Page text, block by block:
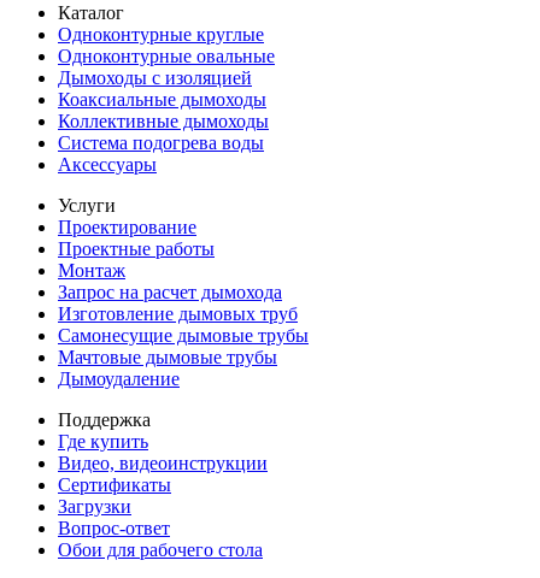
Каталог
Одноконтурные круглые
Одноконтурные овальные
Дымоходы с изоляцией
Коаксиальные дымоходы
Коллективные дымоходы
Система подогрева воды
Аксессуары
Услуги
Проектирование
Проектные работы
Монтаж
Запрос на расчет дымохода
Изготовление дымовых труб
Самонесущие дымовые трубы
Мачтовые дымовые трубы
Дымоудаление
Поддержка
Где купить
Видео, видеоинструкции
Сертификаты
Загрузки
Вопрос-ответ
Обои для рабочего стола